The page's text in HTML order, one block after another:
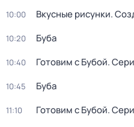
10:00 Вкусные рисунки.
10:20 Буба
10:40 Готовим с Бубой.
10:45 Буба
11:10 Готовим с Бубой.